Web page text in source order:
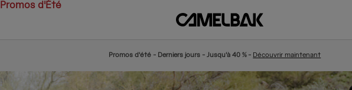
Promos d'Été
Promos d'été - Derniers jours - Jusqu'à 40 % - Découvrir maintenant